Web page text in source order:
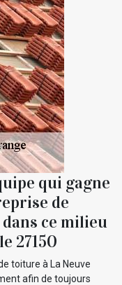
qui gagne
de
ce milieu
27150
toiture à La Neuve
afin de toujours